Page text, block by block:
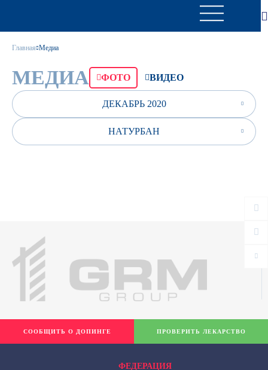
Главная Медиа
МЕДИА ФОТО ВИДЕО
ДЕКАБРЬ 2020
НАТУРБАН
ФЕДЕРАЦИЯ
СООБЩИТЬ О ДОПИНГЕ ПРОВЕРИТЬ ЛЕКАРСТВО